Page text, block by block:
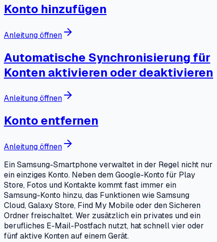
Konto hinzufügen
Anleitung öffnen
Automatische Synchronisierung für
Konten aktivieren oder deaktivieren
Anleitung öffnen
Konto entfernen
Anleitung öffnen
Ein Samsung-Smartphone verwaltet in der Regel nicht nur
ein einziges Konto. Neben dem Google-Konto für Play
Store, Fotos und Kontakte kommt fast immer ein
Samsung-Konto hinzu, das Funktionen wie Samsung
Cloud, Galaxy Store, Find My Mobile oder den Sicheren
Ordner freischaltet. Wer zusätzlich ein privates und ein
berufliches E-Mail-Postfach nutzt, hat schnell vier oder
fünf aktive Konten auf einem Gerät.